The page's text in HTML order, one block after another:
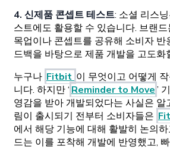
4. 신제품 콘셉트 테스트: 소셜 리스
스트에도 활용할 수 있습니다. 브랜
목업이나 콘셉트를 공유해 소비자 반
드백을 바탕으로 제품 개발을 고도화
누구나 Fitbit 이 무엇이고 어떻게
니다. 하지만 ‘ Reminder to Move’
영감을 받아 개발되었다는 사실은 알
림이 출시되기 전부터 소비자들은
에서 해당 기능에 대해 활발히 논의
드는 이를 포착해 개발에 반영했고,